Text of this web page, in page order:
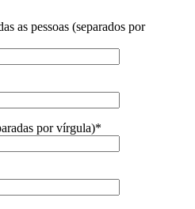
as pessoas (separados por
por vírgula)*